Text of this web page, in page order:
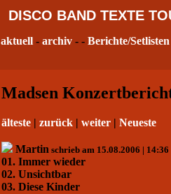
DISCO BAND TEXTE
aktuell- archiv- - Berichte/Setlisten
Madsen
älteste | zurück | weiter | Neueste
Martin schrieb am 15.08.2006 | 14:36
01. Immer wieder
02. Unsichtbar
03. Diese Kinder